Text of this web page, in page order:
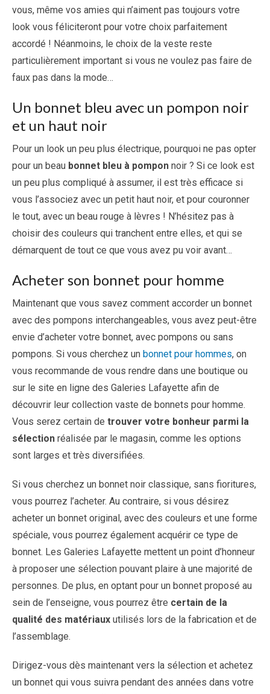
vous, même vos amies qui n’aiment pas toujours votre
look vous féliciteront pour votre choix parfaitement
accordé ! Néanmoins, le choix de la veste reste
particulièrement important si vous ne voulez pas faire de
faux pas dans la mode…
Un bonnet bleu avec un pompon noir
et un haut noir
Pour un look un peu plus électrique, pourquoi ne pas opter
pour un beau bonnet bleu à pompon noir ? Si ce look est
un peu plus compliqué à assumer, il est très efficace si
vous l’associez avec un petit haut noir, et pour couronner
le tout, avec un beau rouge à lèvres ! N’hésitez pas à
choisir des couleurs qui tranchent entre elles, et qui se
démarquent de tout ce que vous avez pu voir avant…
Acheter son bonnet pour homme
Maintenant que vous savez comment accorder un bonnet
avec des pompons interchangeables, vous avez peut-être
envie d’acheter votre bonnet, avec pompons ou sans
pompons. Si vous cherchez un bonnet pour hommes, on
vous recommande de vous rendre dans une boutique ou
sur le site en ligne des Galeries Lafayette afin de
découvrir leur collection vaste de bonnets pour homme.
Vous serez certain de trouver votre bonheur parmi la
sélection réalisée par le magasin, comme les options
sont larges et très diversifiées.
Si vous cherchez un bonnet noir classique, sans fioritures,
vous pourrez l’acheter. Au contraire, si vous désirez
acheter un bonnet original, avec des couleurs et une forme
spéciale, vous pourrez également acquérir ce type de
bonnet. Les Galeries Lafayette mettent un point d’honneur
à proposer une sélection pouvant plaire à une majorité de
personnes. De plus, en optant pour un bonnet proposé au
sein de l’enseigne, vous pourrez être certain de la
qualité des matériaux utilisés lors de la fabrication et de
l’assemblage.
Dirigez-vous dès maintenant vers la sélection et achetez
un bonnet qui vous suivra pendant des années dans votre